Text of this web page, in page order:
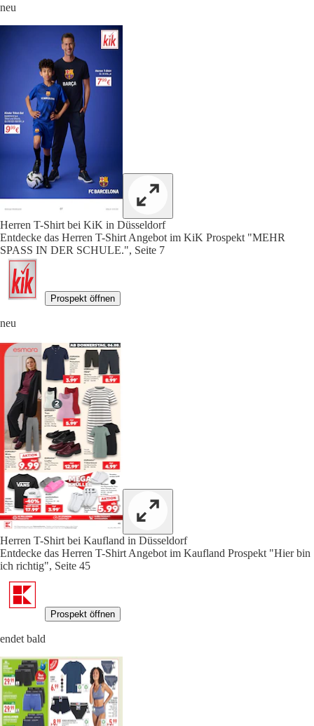
neu
Herren T-Shirt bei KiK in Düsseldorf
Entdecke das Herren T-Shirt Angebot im KiK Prospekt "MEHR
SPASS IN DER SCHULE.", Seite 7
Prospekt öffnen
neu
Herren T-Shirt bei Kaufland in Düsseldorf
Entdecke das Herren T-Shirt Angebot im Kaufland Prospekt "Hier bin
ich richtig", Seite 45
Prospekt öffnen
endet bald